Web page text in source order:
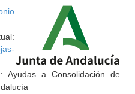
Ayudas a Consolidación de